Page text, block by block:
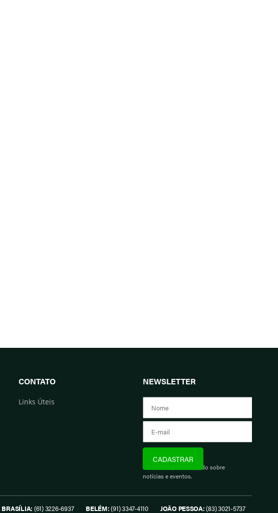
CONTATO
Links Úteis
NEWSLETTER
Assine e fique informado sobre
notícias e eventos.
BRASÍLIA: (61) 3226-6937 BELÉM:(91) 3347-4110 JOÃO PESSOA:(83) 3021-5737